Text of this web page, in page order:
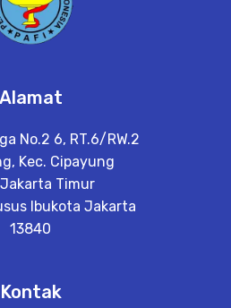
Alamat
No.2 6, RT.6/RW.2
Kec. Cipayung
Timur
Ibukota Jakarta
13840
Kontak